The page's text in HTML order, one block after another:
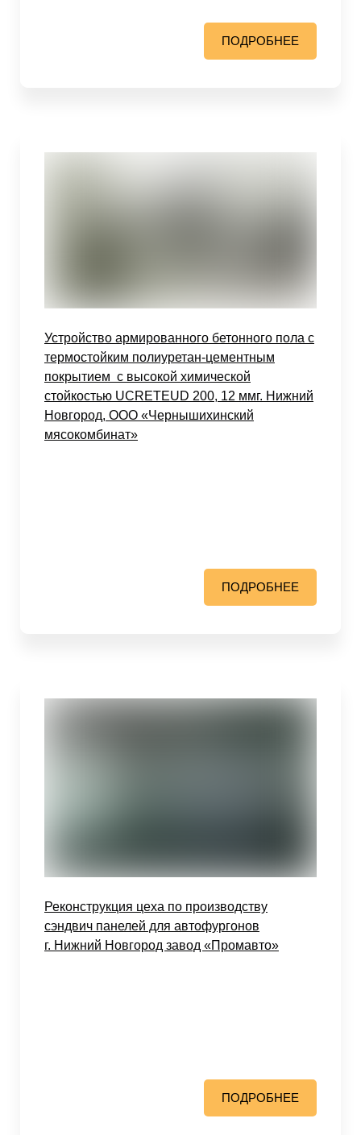
ПОДРОБНЕЕ
Устройство армированного бетонного пола с
термостойким полиуретан-цементным
покрытием с высокой химической
стойкостью UCRETEUD 200, 12 ммг. Нижний
Новгород, ООО «Чернышихинский
мясокомбинат»
ПОДРОБНЕЕ
Реконструкция цеха по производству
сэндвич панелей для автофургонов
г. Нижний Новгород завод «Промавто»
ПОДРОБНЕЕ